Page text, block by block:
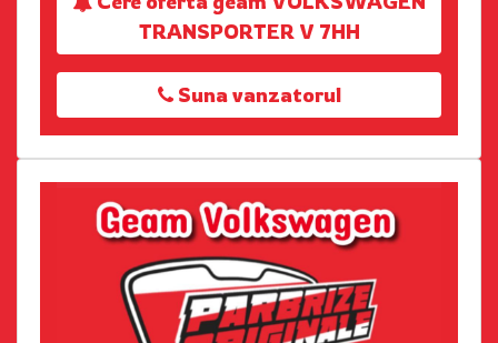
TRANSPORTER V 7HH
Suna vanzatorul